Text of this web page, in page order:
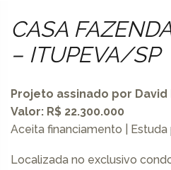
CASA
– ITUPEVA/SP
Projeto assinado por David
Valor: R$ 22.300.000
Aceita financiamento |
Localizada no exclusivo